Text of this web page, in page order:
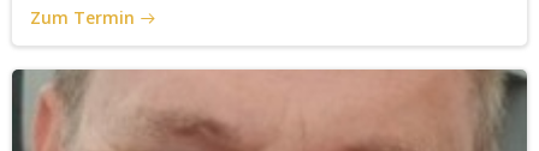
Zum Termin